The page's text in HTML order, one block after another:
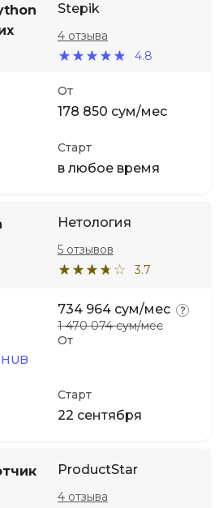
Stepik
4.8
4 отзыва
От
178 850 сум/мес
Старт
в любое время
Нетология
3.7
5 отзывов
От
734 964 сум/мес
1 470 074 сум/мес
Старт
22 сентября
ProductStar
4 отзыва